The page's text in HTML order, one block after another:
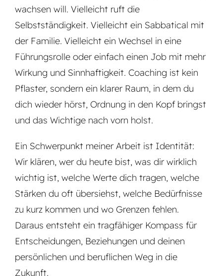
wachsen will. Vielleicht ruft die
Selbstständigkeit. Vielleicht ein Sabbatical mit
der Familie. Vielleicht ein Wechsel in eine
Führungsrolle oder einfach einen Job mit mehr
Wirkung und Sinnhaftigkeit. Coaching ist kein
Pflaster, sondern ein klarer Raum, in dem du
dich wieder hörst, Ordnung in den Kopf bringst
und das Wichtige nach vorn holst.
Ein Schwerpunkt meiner Arbeit ist Identität:
Wir klären, wer du heute bist, was dir wirklich
wichtig ist, welche Werte dich tragen, welche
Stärken du oft übersiehst, welche Bedürfnisse
zu kurz kommen und wo Grenzen fehlen.
Daraus entsteht ein tragfähiger Kompass für
Entscheidungen, Beziehungen und deinen
persönlichen und beruflichen Weg in die
Zukunft.